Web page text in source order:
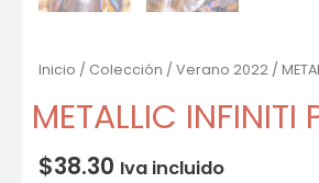
Inicio / Colección / Verano 2022 /
METALLIC INFINITI
$38.30 Iva incluido